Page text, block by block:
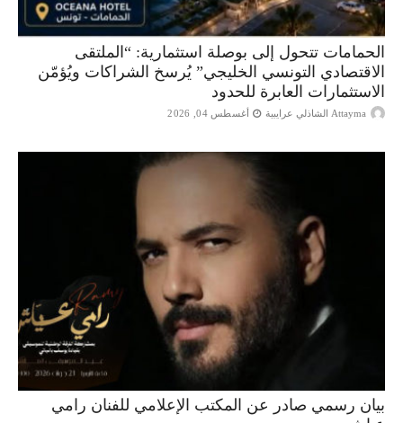
الحمامات تتحول إلى بوصلة استثمارية: “الملتقى
الاقتصادي التونسي الخليجي” يُرسخ الشراكات ويُؤمّن
الاستثمارات العابرة للحدود
Attayma الشاذلي عرايبية أغسطس 04, 2026
بيان رسمي صادر عن المكتب الإعلامي للفنان رامي